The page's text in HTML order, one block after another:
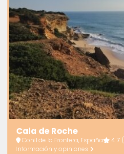
Cala de Roche
Conil de la Frontera, España 4.7
Información y opiniones